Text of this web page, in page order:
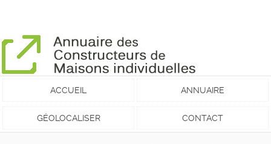
ACCUEIL ANNUAIRE
GÉOLOCALISER CONTACT